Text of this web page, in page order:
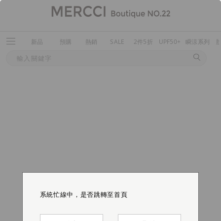
新品 預購 熱銷 SALE 2件5折 UPF50+ 瞬涼系列
系統忙線中，是否跳轉至首頁
系統忙線中，是否跳轉至首頁
系統忙線中，是否跳轉至首頁
系統忙線中，是否跳轉至首頁
系統忙線中，是否跳轉至首頁